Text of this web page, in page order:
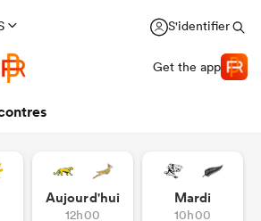
S'identifier
Get the app
Aujourd'hui
12h00
Mardi
10h00